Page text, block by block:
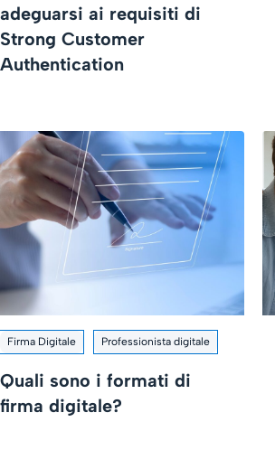
adeguarsi ai requisiti di
Strong Customer
Authentication
Firma Digitale Professionista digitale
Quali sono i formati di
firma digitale?